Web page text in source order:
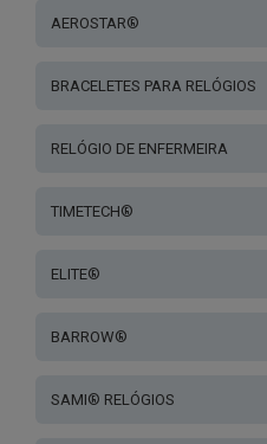
AEROSTAR®
BRACELETES PARA RELÓGIOS
RELÓGIO DE ENFERMEIRA
TIMETECH®
ELITE®
BARROW®
SAMI® RELÓGIOS